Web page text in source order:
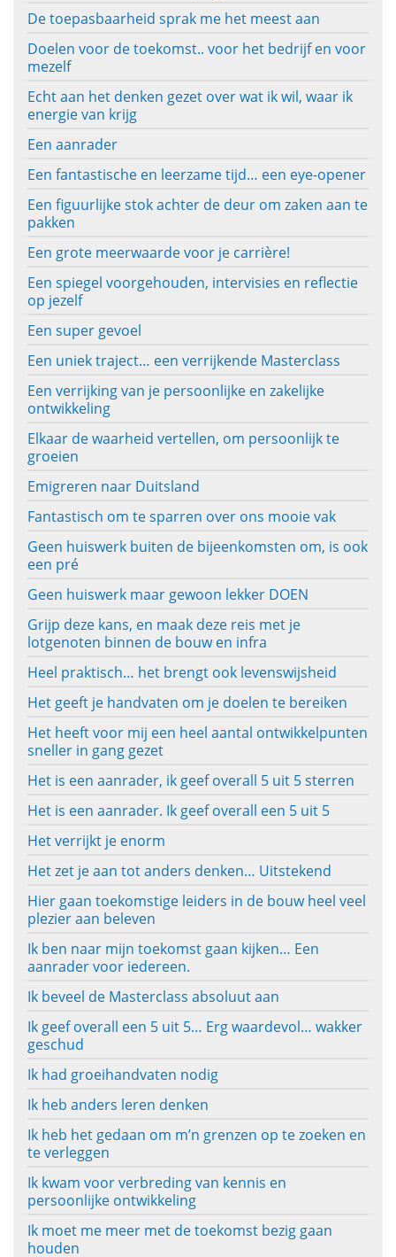
De toepasbaarheid sprak me het meest aan
Doelen voor de toekomst.. voor het bedrijf en voor
mezelf
Echt aan het denken gezet over wat ik wil, waar ik
energie van krijg
Een aanrader
Een fantastische en leerzame tijd… een eye-opener
Een figuurlijke stok achter de deur om zaken aan te
pakken
Een grote meerwaarde voor je carrière!
Een spiegel voorgehouden, intervisies en reflectie
op jezelf
Een super gevoel
Een uniek traject… een verrijkende Masterclass
Een verrijking van je persoonlijke en zakelijke
ontwikkeling
Elkaar de waarheid vertellen, om persoonlijk te
groeien
Emigreren naar Duitsland
Fantastisch om te sparren over ons mooie vak
Geen huiswerk buiten de bijeenkomsten om, is ook
een pré
Geen huiswerk maar gewoon lekker DOEN
Grijp deze kans, en maak deze reis met je
lotgenoten binnen de bouw en infra
Heel praktisch… het brengt ook levenswijsheid
Het geeft je handvaten om je doelen te bereiken
Het heeft voor mij een heel aantal ontwikkelpunten
sneller in gang gezet
Het is een aanrader, ik geef overall 5 uit 5 sterren
Het is een aanrader. Ik geef overall een 5 uit 5
Het verrijkt je enorm
Het zet je aan tot anders denken… Uitstekend
Hier gaan toekomstige leiders in de bouw heel veel
plezier aan beleven
Ik ben naar mijn toekomst gaan kijken… Een
aanrader voor iedereen.
Ik beveel de Masterclass absoluut aan
Ik geef overall een 5 uit 5… Erg waardevol… wakker
geschud
Ik had groeihandvaten nodig
Ik heb anders leren denken
Ik heb het gedaan om m’n grenzen op te zoeken en
te verleggen
Ik kwam voor verbreding van kennis en
persoonlijke ontwikkeling
Ik moet me meer met de toekomst bezig gaan
houden